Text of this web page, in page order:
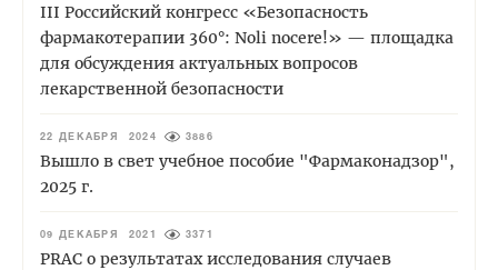
III Российский конгресс «Безопасность
фармакотерапии 360°: Noli nocere!» — площадка
для обсуждения актуальных вопросов
лекарственной безопасности
22 ДЕКАБРЯ 2024 3886
Вышло в свет учебное пособие "Фармаконадзор",
2025 г.
09 ДЕКАБРЯ 2021 3371
PRAC о результатах исследования случаев